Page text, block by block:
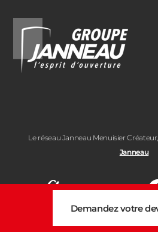
Le réseau Janneau Menuisier
Janneau
4.7 /5
Demandez votre